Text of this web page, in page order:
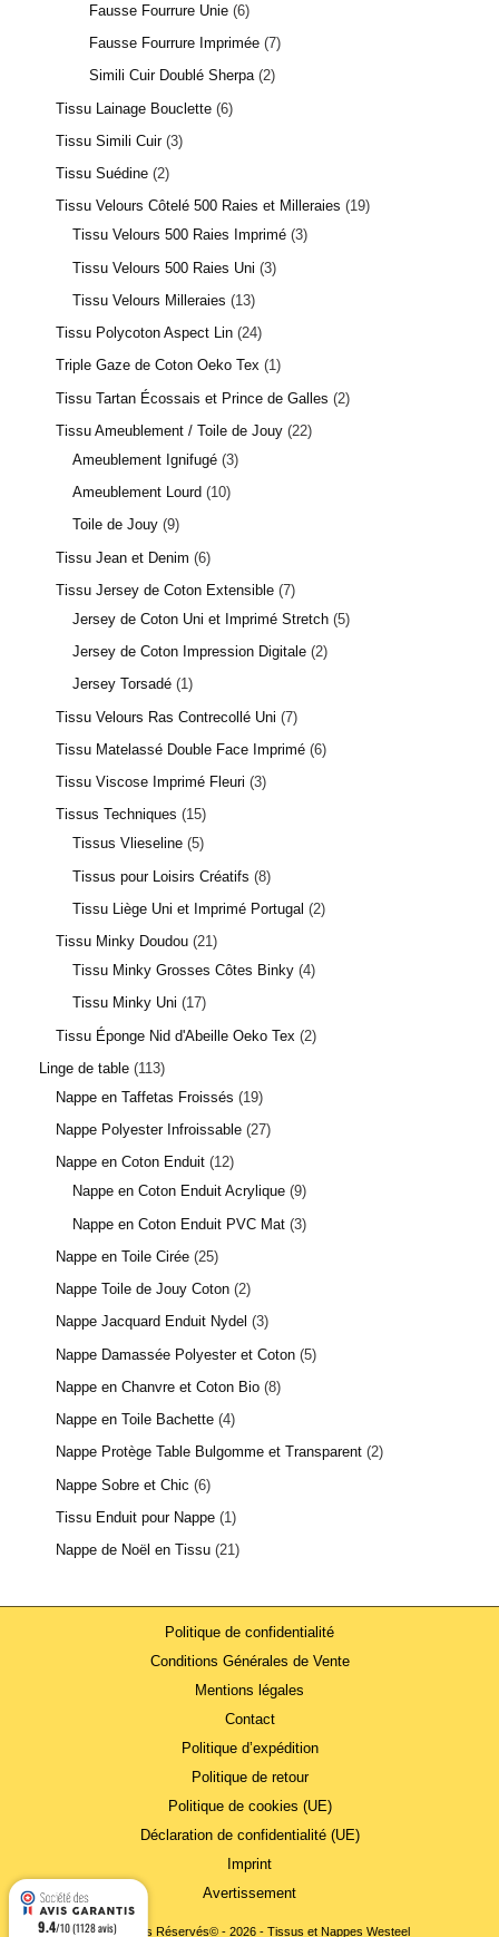
Fausse Fourrure Unie 6
Fausse Fourrure Imprimée 7
Simili Cuir Doublé Sherpa 2
Tissu Lainage Bouclette 6
Tissu Simili Cuir 3
Tissu Suédine 2
Tissu Velours Côtelé 500 Raies et Milleraies
19
Tissu Velours 500 Raies Imprimé 3
Tissu Velours 500 Raies Uni 3
Tissu Velours Milleraies
13
Tissu Polycoton Aspect Lin 24
Triple Gaze de Coton Oeko Tex
1
Tissu Tartan Écossais et Prince de Galles
2
Tissu Ameublement / Toile de Jouy 22
Ameublement Ignifugé 3
Ameublement Lourd
10
Toile de Jouy 9
Tissu Jean et Denim 6
Tissu Jersey de Coton Extensible 7
Jersey de Coton Uni et Imprimé Stretch 5
Jersey de Coton Impression Digitale 2
Jersey Torsadé 1
Tissu Velours Ras Contrecollé Uni 7
Tissu Matelassé Double Face Imprimé 6
Tissu Viscose Imprimé Fleuri 3
Tissus Techniques
15
Tissus Vlieseline 5
Tissus pour Loisirs Créatifs 8
Tissu Liège Uni et Imprimé Portugal
2
Tissu Minky Doudou 21
Tissu Minky Grosses Côtes Binky 4
Tissu Minky Uni
17
Tissu Éponge Nid d'Abeille Oeko Tex
2
Linge de table 113
Nappe en Taffetas Froissés
19
Nappe Polyester Infroissable 27
Nappe en Coton Enduit 12
Nappe en Coton Enduit Acrylique 9
Nappe en Coton Enduit PVC Mat 3
Nappe en Toile Cirée 25
Nappe Toile de Jouy Coton 2
Nappe Jacquard Enduit Nydel
3
Nappe Damassée Polyester et Coton 5
Nappe en Chanvre et Coton Bio 8
Nappe en Toile Bachette 4
Nappe Protège Table Bulgomme et Transparent 2
Nappe Sobre et Chic 6
Tissu Enduit pour Nappe 1
Nappe de Noël en Tissu 21
Politique de confidentialité
Conditions Générales de Vente
Mentions légales
Contact
Politique d’expédition
Politique de retour
Politique de cookies (UE)
Déclaration de confidentialité (UE)
Imprint
Avertissement
Tous Droits Réservés© - 2026 - Tissus et Nappes Westeel
9.4/10 (1128 avis)